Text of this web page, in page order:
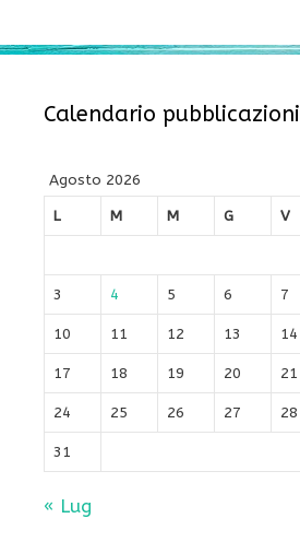
Calendario pubblicazioni
Agosto 2026
L
M M G V
3 4 5 6 7
10 11 12 13 14
17 18 19 20 21
24 25 26 27 28
31
« Lug